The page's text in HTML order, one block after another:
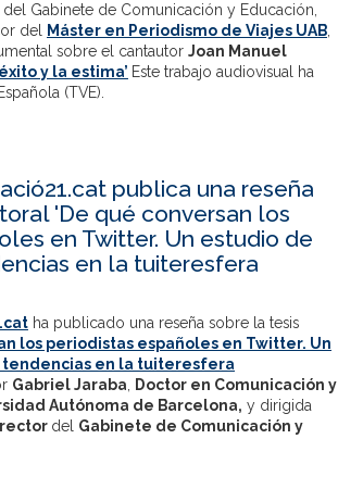
del Gabinete de Comunicación y Educación,
del Máster en Periodismo de Viajes UAB,
sobre el cantautor Joan Manuel
y la estima’ Este trabajo audiovisual ha
(TVE).
publica una reseña
'De qué conversan los
en Twitter. Un estudio de
en la tuiteresfera
ha publicado una reseña sobre la tesis
los periodistas españoles en Twitter. Un
en la tuiteresfera
Gabriel Jaraba, Doctor en Comunicación y
Autónoma de Barcelona, y dirigida
del Gabinete de Comunicación y